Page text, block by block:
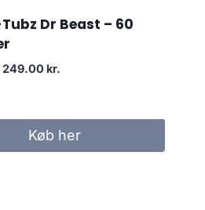
Dr Beast – 60
Original
299.00 kr..
249.00 kr.Current
249.00 kr..
Køb her